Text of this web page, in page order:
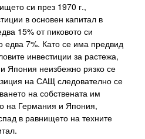
си през 1970 г.,
в основен капитал в
15% от пиковото си
7%. Като се има предвид
инвестиции за растежа,
Япония неизбежно рязко се
на САЩ следователно се
на собствената им
на Германия и Япония,
в равнището на техните